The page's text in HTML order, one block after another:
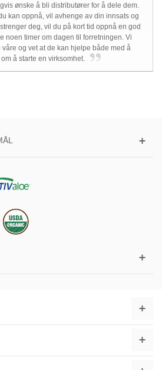
ønske å bli distributører for å dele dem.
kan oppnå, vil avhenge av din innsats og
deg, vil du på kort tid oppnå en god
noen timer om dagen til forretningen. Vi
og vet at de kan hjelpe både med å
å starte en virksomhet.